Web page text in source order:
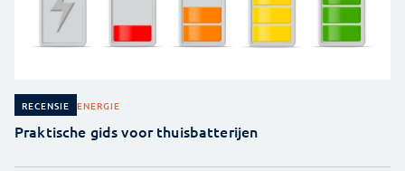
RECENSIE ENERGIE
Praktische gids voor thuisbatterijen